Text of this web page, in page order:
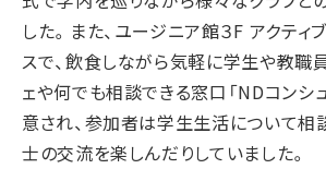
した。また、ユージニア館３F アクティ
スで、飲食しながら気軽に学生や教職
ェや何でも相談できる窓口「NDコンシ
意され、参加者は学生生活について相
士の交流を楽しんだりしていました。